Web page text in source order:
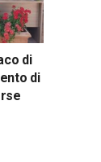
di
di